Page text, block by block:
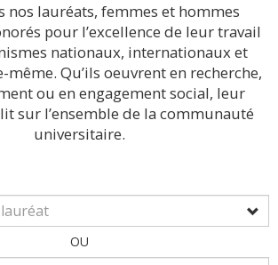
nos lauréats, femmes et hommes
pour l’excellence de leur travail
nationaux, internationaux et
même. Qu’ils oeuvrent en recherche,
ou en engagement social, leur
sur l’ensemble de la communauté
universitaire.
OU